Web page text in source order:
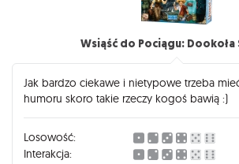
Wsiąść do Pociągu: Dookoła
Jak bardzo ciekawe i nietypowe trzeba
humoru skoro takie rzeczy kogoś bawią :)
Losowość:
Interakcja: